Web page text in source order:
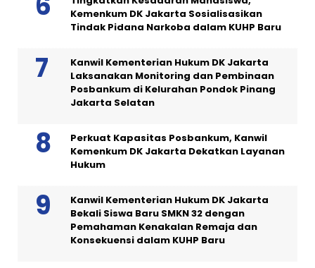
Kemenkum DK Jakarta Sosialisasikan
Tindak Pidana Narkoba dalam KUHP Baru
Kanwil Kementerian Hukum DK Jakarta
Laksanakan Monitoring dan Pembinaan
Posbankum di Kelurahan Pondok Pinang
Jakarta Selatan
Perkuat Kapasitas Posbankum, Kanwil
Kemenkum DK Jakarta Dekatkan Layanan
Hukum
Kanwil Kementerian Hukum DK Jakarta
Bekali Siswa Baru SMKN 32 dengan
Pemahaman Kenakalan Remaja dan
Konsekuensi dalam KUHP Baru